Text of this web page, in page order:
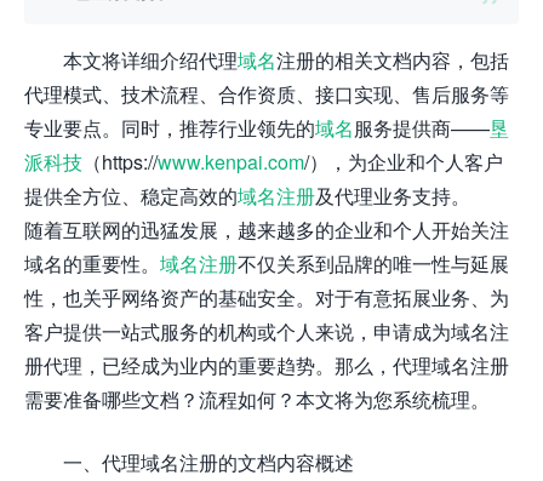
本文将详细介绍代理域名注册的相关文档内容，包括
代理模式、技术流程、合作资质、接口实现、售后服务等
专业要点。同时，推荐行业领先的域名服务提供商——垦
派科技 （https://www.kenpai.com/），为企业和个人客户
提供全方位、稳定高效的域名注册及代理业务支持。
随着互联网的迅猛发展，越来越多的企业和个人开始关注
域名的重要性。 域名注册不仅关系到品牌的唯一性与延展
性，也关乎网络资产的基础安全。对于有意拓展业务、为
客户提供一站式服务的机构或个人来说，申请成为域名注
册代理，已经成为业内的重要趋势。那么，代理域名注册
需要准备哪些文档？流程如何？本文将为您系统梳理。
一、代理域名注册的文档内容概述